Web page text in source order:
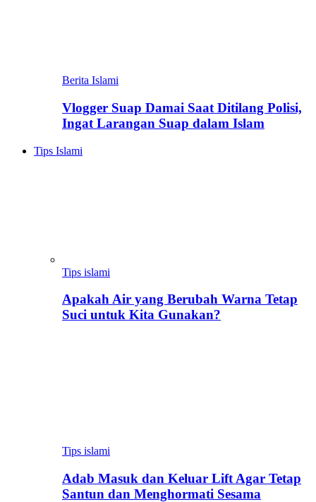
Berita Islami
Vlogger Suap Damai Saat Ditilang Polisi,
Ingat Larangan Suap dalam Islam
Tips Islami
Tips islami
Apakah Air yang Berubah Warna Tetap
Suci untuk Kita Gunakan?
Tips islami
Adab Masuk dan Keluar Lift Agar Tetap
Santun dan Menghormati Sesama